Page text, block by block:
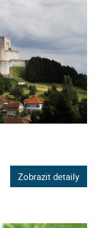
Zobrazit detaily